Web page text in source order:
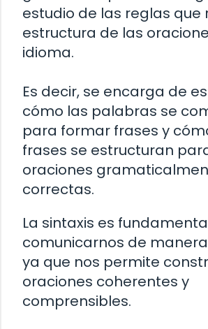
estudio de las reglas que
estructura de las
idioma.
Es decir, se encarga de
cómo las palabras se
para formar frases y
frases se estructuran
oraciones
correctas.
La sintaxis es
comunicarnos de
ya que nos permite
oraciones coherentes y
comprensibles.